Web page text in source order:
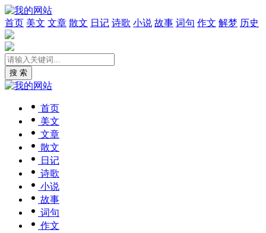
首页 美文 文章 散文 日记 诗歌 小说 故事 词句 作文 解梦 历史
搜 索
首页
美文
文章
散文
日记
诗歌
小说
故事
词句
作文